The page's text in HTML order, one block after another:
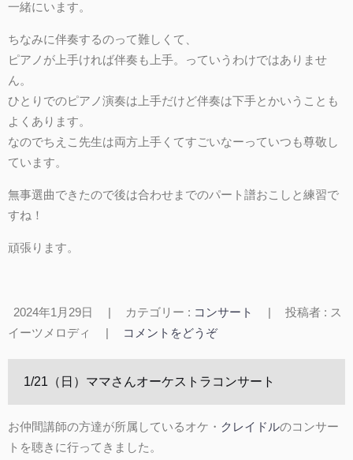
一緒にいます。
ちなみに伴奏するのって難しくて、
ピアノが上手ければ伴奏も上手。っていうわけではありませ
ん。
ひとりでのピアノ演奏は上手だけど伴奏は下手とかいうことも
よくあります。
なのでちえこ先生は両方上手くてすごいなーっていつも尊敬し
ています。
無事選曲できたので後は合わせまでのパート譜おこしと練習で
すね！
頑張ります。
2024年1月29日 カテゴリー : コンサート
投稿者 : ス
イーツメロディ
コメントをどうぞ
1/21（日）ママさんオーケストラコンサート
お仲間講師の方達が所属しているオケ・ クレイドルのコンサー
トを聴きに行ってきました。